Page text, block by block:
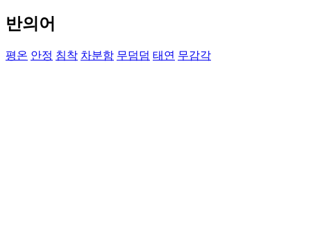
반의어
평온 안정 침착 차분함 무덤덤 태연 무감각